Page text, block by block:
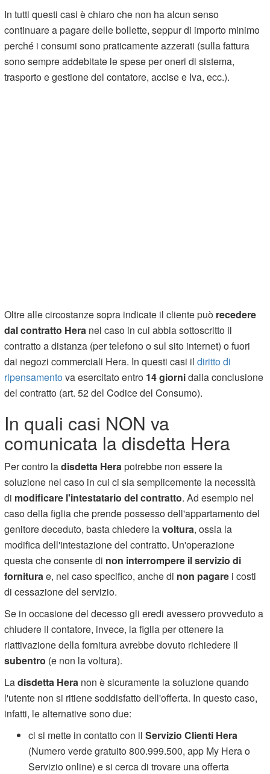
In tutti questi casi è chiaro che non ha alcun senso
continuare a pagare delle bollette, seppur di importo minimo
perché i consumi sono praticamente azzerati (sulla fattura
sono sempre addebitate le spese per oneri di sistema,
trasporto e gestione del contatore, accise e Iva, ecc.).
Oltre alle circostanze sopra indicate il cliente può recedere
dal contratto Hera nel caso in cui abbia sottoscritto il
contratto a distanza (per telefono o sul sito internet) o fuori
dai negozi commerciali Hera. In questi casi ildiritto di
ripensamentova esercitato entro 14 giornidalla conclusione
del contratto (art. 52 del Codice del Consumo).
In quali casi NON va
comunicata la disdetta Hera
Per contro ladisdetta Hera potrebbe non essere la
soluzione nel caso in cui ci sia semplicemente la necessità
di modificare l'intestatario delcontratto. Ad esempio nel
caso della figlia che prende possesso dell'appartamento del
genitore deceduto, basta chiedere lavoltura, ossia la
modifica dell'intestazione del contratto. Un'operazione
questa che consente di non interrompere il servizio di
fornitura e, nel caso specifico, anche di non pagare i costi
di cessazione del servizio.
Se in occasione del decesso gli eredi avessero provveduto a
chiudere il contatore, invece, la figlia per ottenere la
riattivazione della fornitura avrebbe dovuto richiedere il
subentro (e non la voltura).
Ladisdetta Hera non è sicuramente la soluzione quando
l'utente non si ritiene soddisfatto dell'offerta. In questo caso,
infatti, le alternative sono due:
ci si mette in contatto con ilServizio Clienti Hera
(Numero verde gratuito 800.999.500, app My Hera o
Servizio online) e si cerca di trovare una offerta